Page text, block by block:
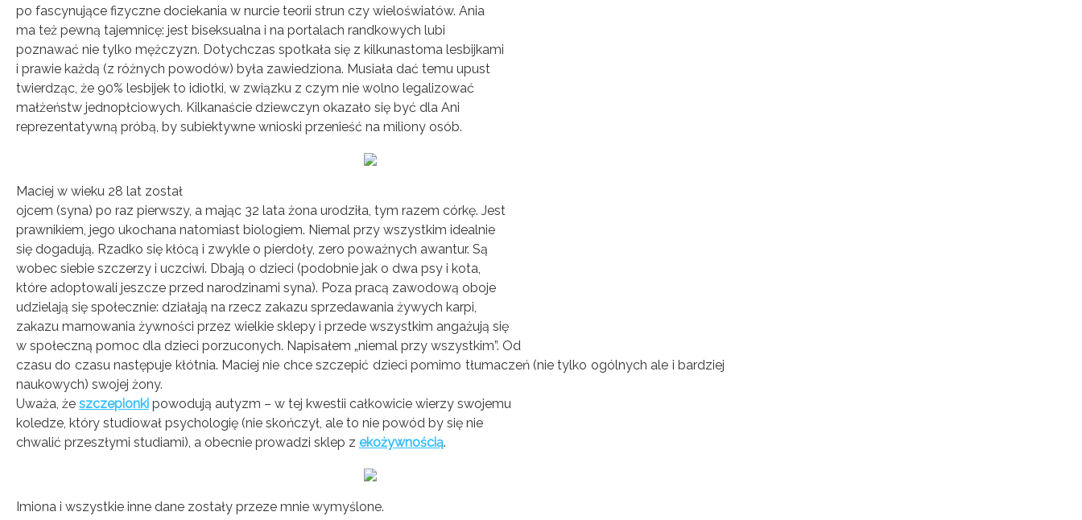
po fascynujące fizyczne dociekania w nurcie teorii strun czy wieloświatów. Ania
ma też pewną tajemnicę: jest biseksualna i na portalach randkowych lubi
poznawać nie tylko mężczyzn. Dotychczas spotkała się z kilkunastoma lesbijkami
i prawie każdą (z różnych powodów) była zawiedziona. Musiała dać temu upust
twierdząc, że 90% lesbijek to idiotki, w związku z czym nie wolno legalizować
małżeństw jednopłciowych. Kilkanaście dziewczyn okazało się być dla Ani
reprezentatywną próbą, by subiektywne wnioski przenieść na miliony osób.
Maciej w wieku 28 lat został
ojcem (syna) po raz pierwszy, a mając 32 lata żona urodziła, tym razem córkę. Jest
prawnikiem, jego ukochana natomiast biologiem. Niemal przy wszystkim idealnie
się dogadują. Rzadko się kłócą i zwykle o pierdoły, zero poważnych awantur. Są
wobec siebie szczerzy i uczciwi. Dbają o dzieci (podobnie jak o dwa psy i kota,
które adoptowali jeszcze przed narodzinami syna). Poza pracą zawodową oboje
udzielają się społecznie: działają na rzecz zakazu sprzedawania żywych karpi,
zakazu marnowania żywności przez wielkie sklepy i przede wszystkim angażują się
w społeczną pomoc dla dzieci porzuconych. Napisałem „niemal przy wszystkim”. Od
czasu do czasu następuje kłótnia. Maciej nie chce szczepić dzieci pomimo tłumaczeń (nie tylko ogólnych ale i bardziej
naukowych) swojej żony.
Uważa, że szczepionki powodują autyzm – w tej kwestii całkowicie wierzy swojemu
koledze, który studiował psychologię (nie skończył, ale to nie powód by się nie
chwalić przeszłymi studiami), a obecnie prowadzi sklep z ekożywnością.
Imiona i wszystkie inne dane zostały przeze mnie wymyślone.